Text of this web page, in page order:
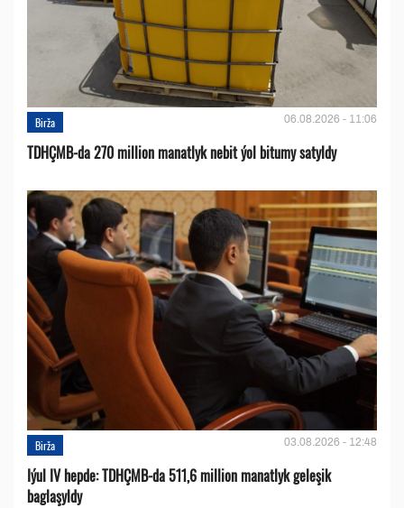
Birža 06.08.2026 - 11:06
TDHÇMB-da 270 million manatlyk nebit ýol bitumy satyldy
Birža 03.08.2026 - 12:48
Iýul IV hepde: TDHÇMB-da 511,6 million manatlyk geleşik
baglaşyldy